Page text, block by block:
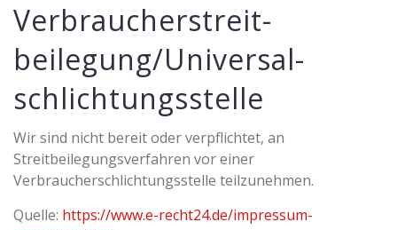
Verbraucher­streit­
beilegung/Universal­
schlichtungs­stelle
Wir sind nicht bereit oder verpflichtet, an
Streitbeilegungsverfahren vor einer
Verbraucherschlichtungsstelle teilzunehmen.
Quelle: https://www.e-recht24.de/impressum-